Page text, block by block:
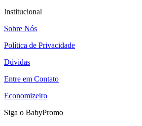
Institucional
Sobre Nós
Política de Privacidade
Dúvidas
Entre em Contato
Economizeiro
Siga o BabyPromo